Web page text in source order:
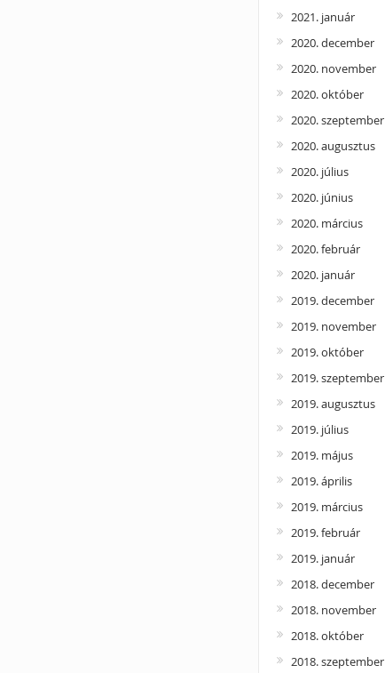
2021. január
2020. december
2020. november
2020. október
2020. szeptember
2020. augusztus
2020. július
2020. június
2020. március
2020. február
2020. január
2019. december
2019. november
2019. október
2019. szeptember
2019. augusztus
2019. július
2019. május
2019. április
2019. március
2019. február
2019. január
2018. december
2018. november
2018. október
2018. szeptember